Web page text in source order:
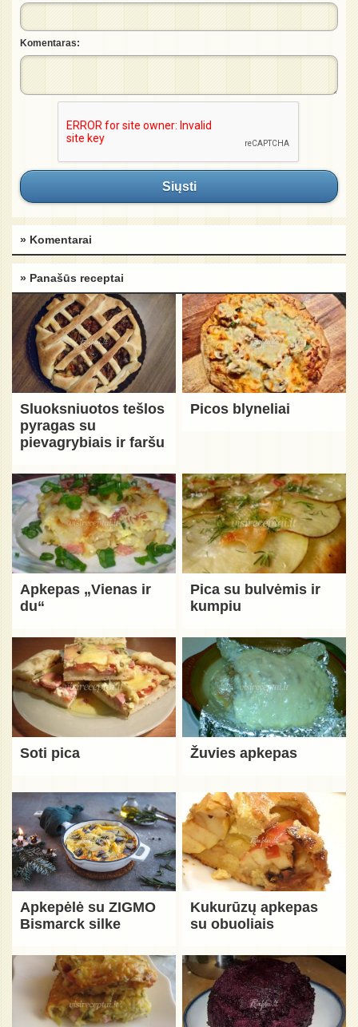
Komentaras:
Siųsti
» Komentarai
» Panašūs receptai
Sluoksniuotos tešlos
pyragas su
pievagrybiais ir faršu
Picos blyneliai
Apkepas „Vienas ir
du“
Pica su bulvėmis ir
kumpiu
Soti pica Žuvies apkepas
Apkepėlė su ZIGMO
Bismarck silke
Kukurūzų apkepas
su obuoliais